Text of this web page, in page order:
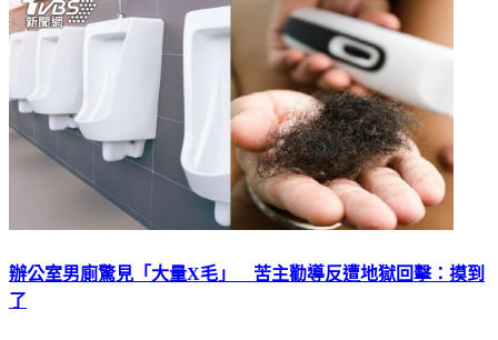
辦公室男廁驚見「大量X毛」 苦主勸導反遭地獄回擊：摸到
了